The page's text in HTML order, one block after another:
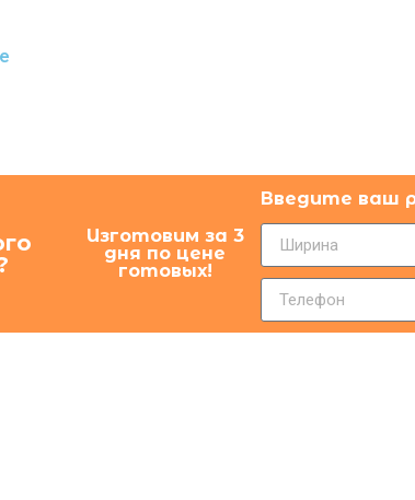
Изготовим за 3
дня по цене
готовых!
Введите ваш